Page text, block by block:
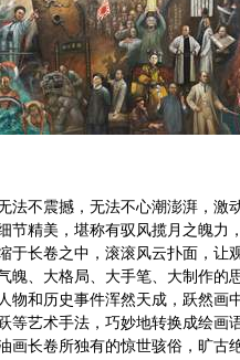
法不震撼，无法不心潮澎湃，激
节精美，堪称有驭风揽月之魄力
长卷之中，滚滚风云扑面，让
、大格局、大手笔、大制作的
物和历史事件浑然天成，跃然画
等艺术手法，巧妙地转换成绘画
长卷所独有的惊世骇俗，旷古